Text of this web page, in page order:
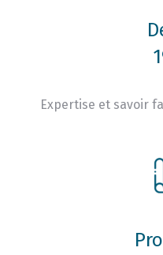
Expertise et savoir